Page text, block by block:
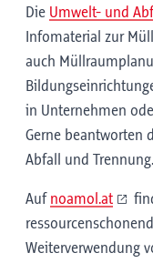
Die Umwelt- und
Infomaterial zur
auch
in Unternehmen
Gerne beantworten
Abfall und Trennung.
Auf noamol.at
Weiterverwendung